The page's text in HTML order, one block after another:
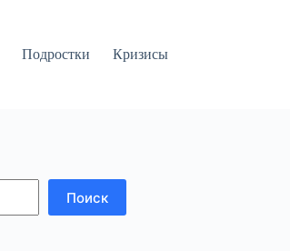
Подростки Кризисы
Поиск